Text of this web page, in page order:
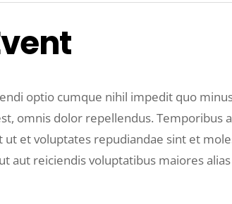
optio cumque nihil impedit quo
omnis dolor repellendus. Temporibus
et voluptates repudiandae sint et
aut reiciendis voluptatibus maiores